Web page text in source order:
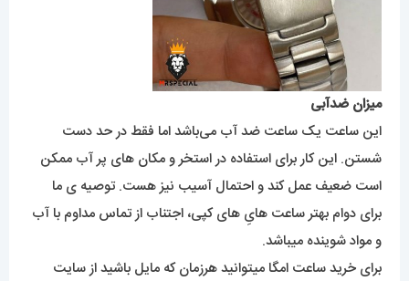
میزان ضدآبی
این ساعت یک ساعت ضد آب می‌باشد اما فقط در حد دست
شستن. این کار برای استفاده در استخر و مکان های پر آب ممکن
است ضعیف عمل کند و احتمال آسیب نیز هست. توصیه ی ما
برای دوام بهتر ساعت هایِ های کپی، اجتناب از تماس مداوم با آب
و مواد شوینده میباشد.
برای خرید ساعت امگا میتوانید هرزمان که مایل باشید از سایت